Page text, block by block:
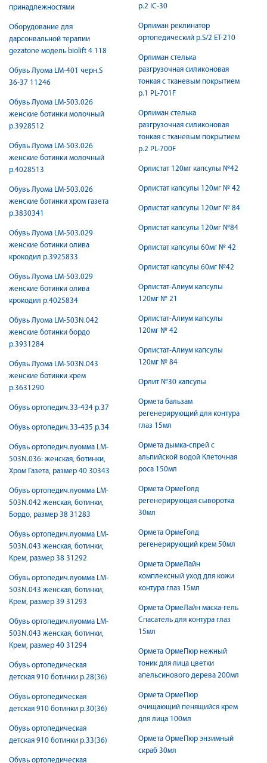
принадлежностями
Оборудование для
дарсонвальной терапии
gezatone модель biolift 4 118
Обувь Луома LM-401 черн.S
36-37 11246
Обувь Луома LM-503.026
женские ботинки молочный
р.3928512
Обувь Луома LM-503.026
женские ботинки молочный
р.4028513
Обувь Луома LM-503.026
женские ботинки хром газета
р.3830341
Обувь Луома LM-503.029
женские ботинки олива
крокодил р.3925833
Обувь Луома LM-503.029
женские ботинки олива
крокодил р.4025834
Обувь Луома LM-503N.042
женские ботинки бордо
р.3931284
Обувь Луома LM-503N.043
женские ботинки крем
р.3631290
Обувь ортопедич.33-434 р.37
Обувь ортопедич.33-435 р.34
Обувь ортопедич.луомма LM-
503N.036: женская, ботинки,
Хром Газета, размер 40 30343
Обувь ортопедич.луомма LM-
503N.042 женская, ботинки,
Бордо, размер 38 31283
Обувь ортопедич.луомма LM-
503N.043 женская, ботинки,
Крем, размер 38 31292
Обувь ортопедич.луомма LM-
503N.043 женская, ботинки,
Крем, размер 39 31293
Обувь ортопедич.луомма LM-
503N.043 женская, ботинки,
Крем, размер 40 31294
Обувь ортопедическая
детская 910 ботинки р.28(36)
Обувь ортопедическая
детская 910 ботинки р.30(36)
Обувь ортопедическая
детская 910 ботинки р.33(36)
Обувь ортопедическая
р.2 IC-30
Орлиман реклинатор
ортопедический р.S/2 ET-210
Орлиман стелька
разгрузочная силиконовая
тонкая с тканевым покрытием
р.1 PL-701F
Орлиман стелька
разгрузочная силиконовая
тонкая с тканевым покрытием
р.2 PL-700F
Орлистат 120мг капсулы №42
Орлистат капсулы 120мг № 42
Орлистат капсулы 120мг № 84
Орлистат капсулы 120мг №84
Орлистат капсулы 60мг № 42
Орлистат капсулы 60мг №42
Орлистат-Алиум капсулы
120мг № 21
Орлистат-Алиум капсулы
120мг № 42
Орлистат-Алиум капсулы
120мг № 84
Орлит №30 капсулы
Ормета бальзам
регенерирующий для контура
глаз 15мл
Ормета дымка-спрей с
альпийской водой Клеточная
роса 150мл
Ормета ОрмеГолд
регенерирующая сыворотка
30мл
Ормета ОрмеГолд
регенерирующий крем 50мл
Ормета ОрмеЛайн
комплексный уход для кожи
контура глаз 15мл
Ормета ОрмеЛайн маска-гель
Спасатель для контура глаз
15мл
Ормета ОрмеПюр нежный
тоник для лица цветки
апельсинового дерева 200мл
Ормета ОрмеПюр
очищающий пенящийся крем
для лица 100мл
Ормета ОрмеПюр энзимный
скраб 30мл